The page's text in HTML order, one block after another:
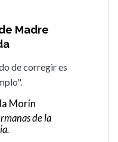
Madre
de corregir es
Morin
de la
Madre
aprende si hay
de los
aunque sea a
Morin